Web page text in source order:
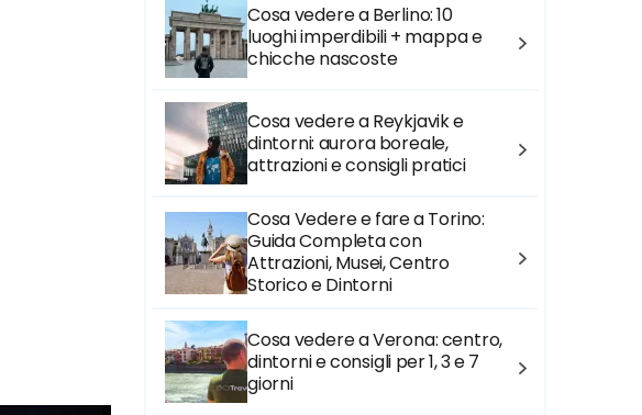
Cosa vedere a Berlino: 10
luoghi imperdibili + mappa e
chicche nascoste
Cosa vedere a Reykjavik e
dintorni: aurora boreale,
attrazioni e consigli pratici
Cosa Vedere e fare a Torino:
Guida Completa con
Attrazioni, Musei, Centro
Storico e Dintorni
Cosa vedere a Verona: centro,
dintorni e consigli per 1, 3 e 7
giorni